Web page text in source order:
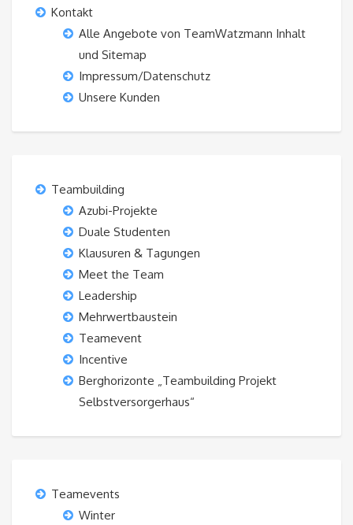
Kontakt
Alle Angebote von TeamWatzmann Inhalt
und Sitemap
Impressum/Datenschutz
Unsere Kunden
Teambuilding
Azubi-Projekte
Duale Studenten
Klausuren & Tagungen
Meet the Team
Leadership
Mehrwertbaustein
Teamevent
Incentive
Berghorizonte „Teambuilding Projekt
Selbstversorgerhaus“
Teamevents
Winter